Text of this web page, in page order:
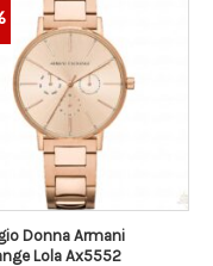
Donna Armani
Lola Ax5552